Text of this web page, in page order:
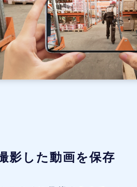
影した動画を保存